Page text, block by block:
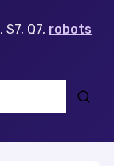
, S7, Q7, robots